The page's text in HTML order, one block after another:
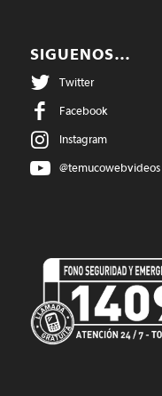
SIGUENOS…
Twitter
Facebook
Instagram
@temucowebvideos